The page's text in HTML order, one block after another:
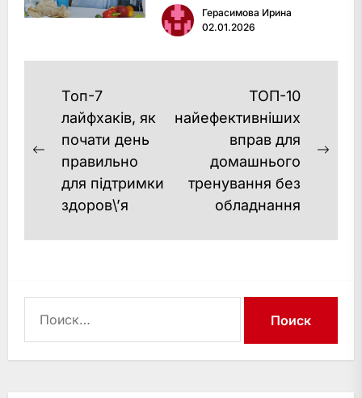
до харчування та
фітнесуМікродози і біохакінг:
баланс розуму та
споживанняДіджитал-
допом…
Герасимова Ирина
02.01.2026
Навигация
записям
Previous
post:
Топ-7
лайфхаків, як
почати день
правильно
для підтримки
здоров\’я
ТОП-10
найефективніших
вправ для
домашнього
тренування без
обладнання